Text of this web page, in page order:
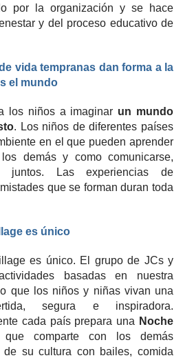
por la organización y se hace
y del proceso educativo de
vida tempranas dan forma a la
el mundo
los niños a imaginar un mundo
. Los niños de diferentes países
en el que pueden aprender
demás y como comunicarse,
juntos. Las experiencias de
que se forman duran toda
es único
es único. El grupo de JCs y
basadas en nuestra
que los niños y niñas vivan una
segura e inspiradora.
cada país prepara una Noche
comparte con los demás
de su cultura con bailes, comida